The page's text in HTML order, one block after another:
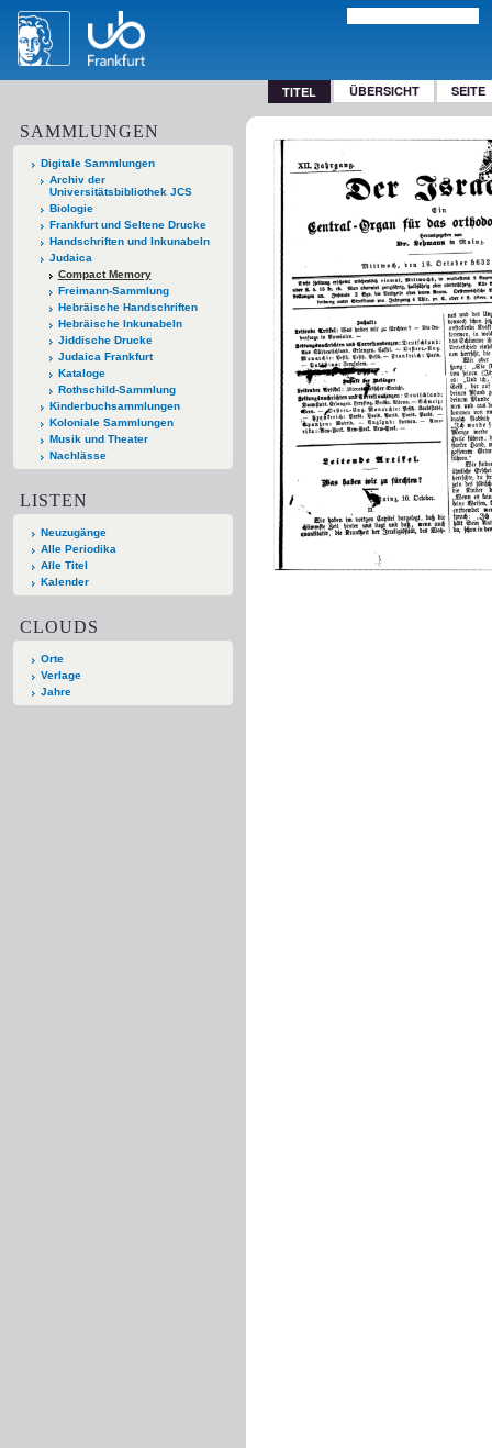
TITEL ÜBERSICHT SEITE
SAMMLUNGEN
Digitale Sammlungen
Archiv der
Universitätsbibliothek JCS
Biologie
Frankfurt und Seltene Drucke
Handschriften und Inkunabeln
Judaica
Compact Memory
Freimann-Sammlung
Hebräische Handschriften
Hebräische Inkunabeln
Jiddische Drucke
Judaica Frankfurt
Kataloge
Rothschild-Sammlung
Kinderbuchsammlungen
Koloniale Sammlungen
Musik und Theater
Nachlässe
LISTEN
Neuzugänge
Alle Periodika
Alle Titel
Kalender
CLOUDS
Orte
Verlage
Jahre